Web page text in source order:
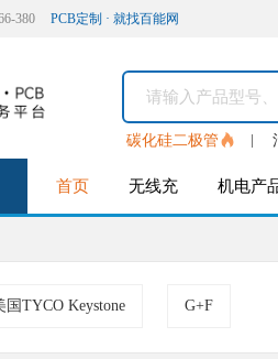
380 PCB定制 · 就找百能网
碳化硅二极管
首页 无线充 机电产
国TYCO Keystone G+F